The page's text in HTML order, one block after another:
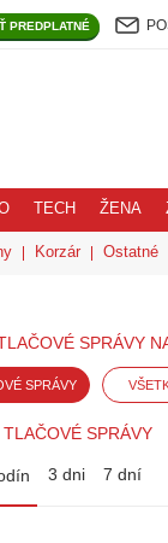
PREDPLATNÉ
TECH ŽENA
Korzár Ostatné
SPRÁVY
SPRÁVY
SPRÁVY
3 dni 7 dní